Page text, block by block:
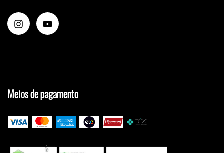
Meios de pagamento